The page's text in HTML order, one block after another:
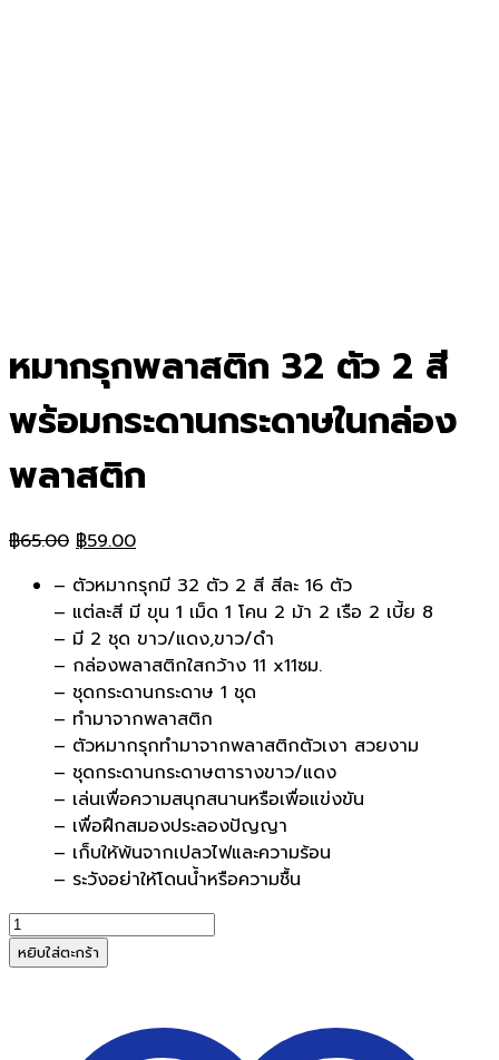
หมากรุกพลาสติก 32 ตัว 2 สี
พร้อมกระดานกระดาษในกล่อง
พลาสติก
฿65.00 Original
was:
฿65.00.
฿59.00Current
is:
฿59.00.
– ตัวหมากรุกมี 32 ตัว 2 สี สีละ 16 ตัว
– แต่ละสี มี ขุน 1 เม็ด 1 โคน 2 ม้า 2 เรือ 2 เบี้ย 8
– มี 2 ชุด ขาว/แดง,ขาว/ดำ
– กล่องพลาสติกใสกว้าง 11 x11ซม.
– ชุดกระดานกระดาษ 1 ชุด
– ทำมาจากพลาสติก
– ตัวหมากรุกทำมาจากพลาสติกตัวเงา สวยงาม
– ชุดกระดานกระดาษตารางขาว/แดง
– เล่นเพื่อความสนุกสนานหรือเพื่อแข่งขัน
– เพื่อฝึกสมองประลองปัญญา
– เก็บให้พ้นจากเปลวไฟและความร้อน
– ระวังอย่าให้โดนน้ำหรือความชื้น
จำนวน
หมาก
รุก
หยิบใส่ตะกร้า